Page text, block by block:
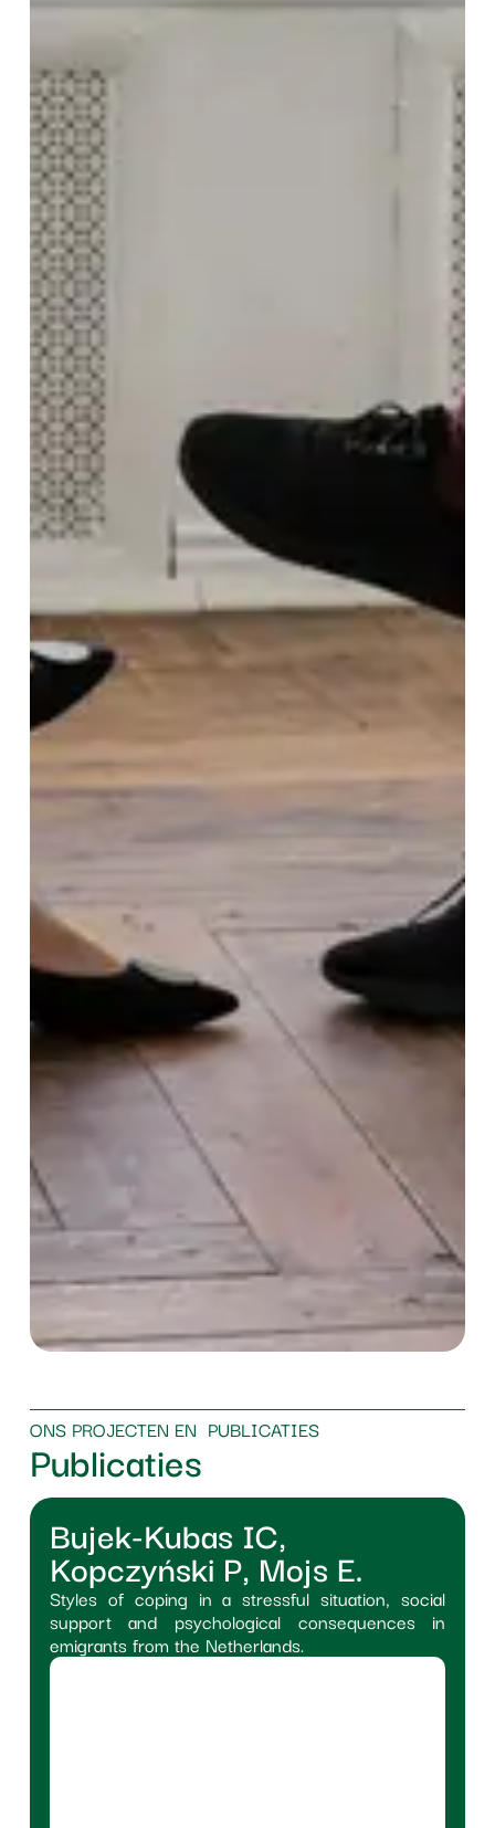
4. Werd je geïnformeerd over de
behandelmethoden?
5. Werd je geïnformeerd over
mogelijke manieren om met je
symptomen om te gaan?
6. Werd je geïnformeerd over de
resultaten die je kunt verwachten na
de behandeling?
7. Kreeg je informatie over
patiëntenorganisaties en/of
zelfhulpgroepen?
8. Kon je meebeslissen over je
behandeling?
9. Heb je samen met de behandelaar
behandeldoelen vastgesteld?
10. Werd er rekening gehouden met
je wensen tijdens de behandeling?
11. Werd je geïnformeerd over de
mogelijkheid om je naasten te
12. Vond je dat de toegepaste
behandeling geschikt was voor je
13. Ben je tevreden met de resultaten
14. Als je vragenlijsten hebt ingevuld
over je welzijn, zijn deze met jou
15. Indien je medicatie kreeg tijdens
de behandeling, zijn mogelijke
bijwerkingen met jou besproken?
Vragenlijst: Ervaringen met geestelijke
gezondheidszorg of verslavingszorg.
Downloaden
Publicaties
ONS PROJECTEN EN PUBLICATIES
Publicaties
Bujek-Kubas IC,
Kopczyński P, Mojs E.
Styles of coping in a stressful situation, social
support and psychological consequences in
emigrants from the Netherlands.